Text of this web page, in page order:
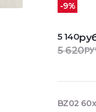
-9%
5 140
5 620
BZ02